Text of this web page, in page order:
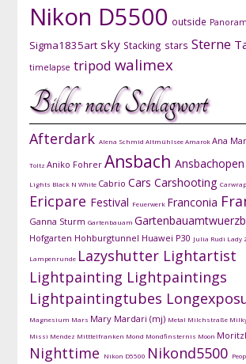
Nikon D5500 outside
Sigma1835art sky Stacking stars Sterne
timelapse tripod walimex
Bilder nach Schlagwort
Afterdark Alena Schmid AltmühlseeAmarokAna
Toltz Aniko Fohrer Ansbach Ansbachopen
Lights Black N White Cabrio Cars Carshooting
Ericpare Festival Feuerwerk Franconia
Ganna Sturm Gartenbauam
Hofgarten Hohburgtunnel Huawei P30 Julia Rudi Lady
Lampenrunde Lazyshutter Lightartist
Lightpainting Lightpaintings
Lightpaintingtubes
Magnesium Mars Mary Mardari (mj) Metal Milchstraße
Missi Mendez Mitttelfranken Mond Mondfinsternis Moon
Nighttime Nikon D5500 Nikond5500